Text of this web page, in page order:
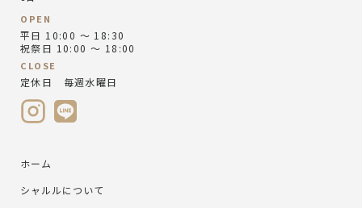
OPEN
平日 10:00 ～ 18:30
祝祭日 10:00 ～ 18:00
CLOSE
定休日 毎週水曜日
ホーム
シャルルについて